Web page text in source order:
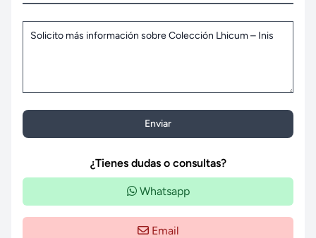
Enviar
¿Tienes dudas o consultas?
Whatsapp
Email